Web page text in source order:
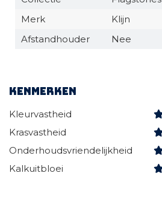
Merk
Klijn
Afstandhouder
Nee
Kenmerken
Kleurvastheid
Krasvastheid
Onderhoudsvriendelijkheid
Kalkuitbloei